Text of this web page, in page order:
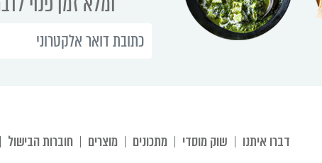
דברו איתנו שוק מוסדי מתכונים מוצרים חוברות הבישול